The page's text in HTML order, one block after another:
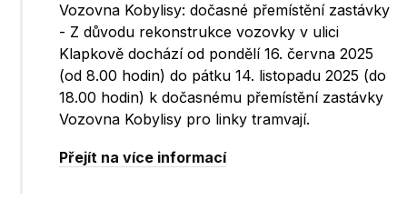
Vozovna Kobylisy: dočasné přemístění zastávky
- Z důvodu rekonstrukce vozovky v ulici
Klapkově dochází od pondělí 16. června 2025
(od 8.00 hodin) do pátku 14. listopadu 2025 (do
18.00 hodin) k dočasnému přemístění zastávky
Vozovna Kobylisy pro linky tramvají.
Přejít na více informací